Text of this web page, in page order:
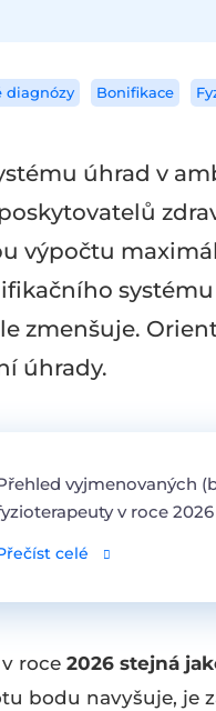
diagnózy Bonifikace
úhrad v
výpočtu
zmenšuje.
úhrady.
vyjmenovaných
v roce
celé
roce 2026 stejná
bodu navyšuje, je